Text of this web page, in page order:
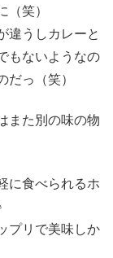
（笑）
違うしカレーと
もないようなの
だっ（笑）
また別の味の物
に食べられるホ
プリで美味しか